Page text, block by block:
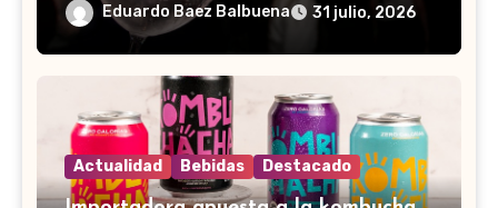
Eduardo Baez Balbuena 31 julio, 2026
Actualidad Bebidas Destacado